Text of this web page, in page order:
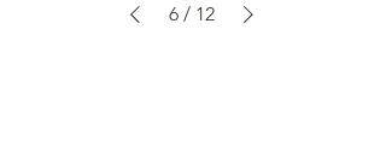
6 / 12